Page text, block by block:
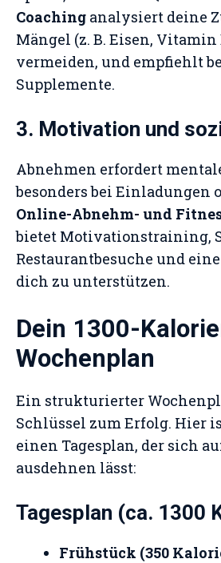
Coaching analysiert deine
Mängel (z. B. Eisen, Vitamin
vermeiden, und empfiehlt
Supplemente.
3. Motivation und
Abnehmen erfordert
besonders bei Einladungen
Online-Abnehm- und
bietet Motivationstraining,
Restaurantbesuche und
dich zu unterstützen.
Dein 1300-
Wochenplan
Ein strukturierter
Schlüssel zum Erfolg. Hier
einen Tagesplan, der sich
ausdehnen lässt:
Tagesplan (ca. 1300
Frühstück (350